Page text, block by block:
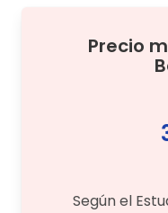
Precio
Según el